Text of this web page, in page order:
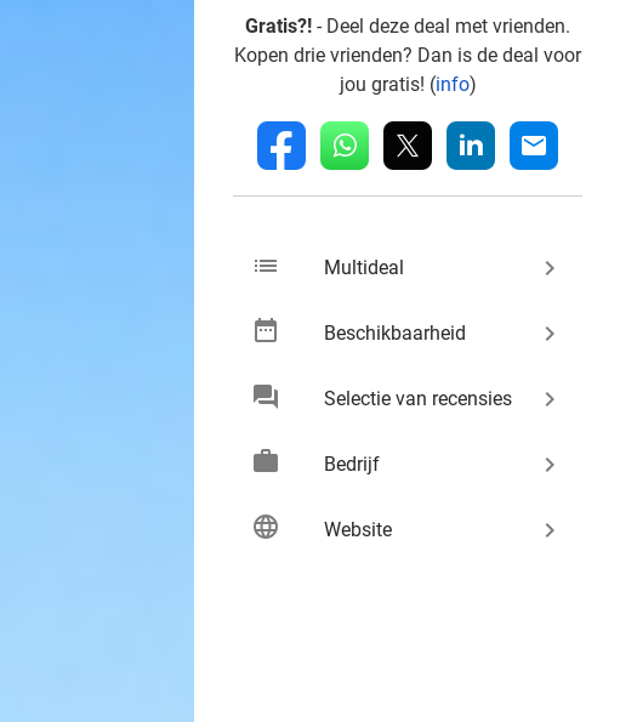
Gratis?! - Deel deze deal met vrienden.
Kopen drie vrienden? Dan is de deal voor
jou gratis! (info)
fb whatsapp linkedin mail
list Multideal keyboard_arrow_right
date_range Beschikbaarheid keyboard_arrow_right
chat Selectie van recensies keyboard_arrow_right
work Bedrijf keyboard_arrow_right
language Website keyboard_arrow_right